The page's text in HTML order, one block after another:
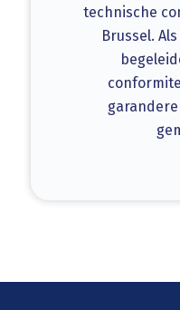
technische
Brussel.